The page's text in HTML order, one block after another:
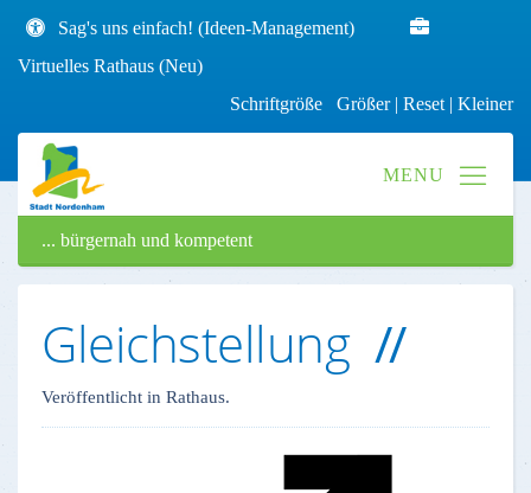
Sag's uns einfach! (Ideen-Management)
Virtuelles Rathaus (Neu)
Schriftgröße Größer| Reset | Kleiner
... bürgernah und kompetent
Gleichstellung
Veröffentlicht in Rathaus.